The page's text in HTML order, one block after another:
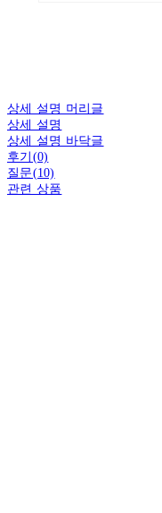
상세 설명 머리글
상세 설명
상세 설명 바닥글
후기(0)
질문(10)
관련 상품